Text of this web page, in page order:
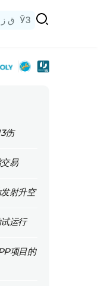
ق ز ЎЗ
伤
易
射升空
运行
项目的